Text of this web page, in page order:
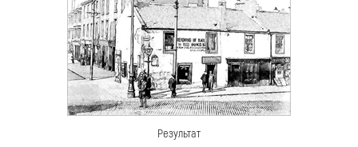
Результат